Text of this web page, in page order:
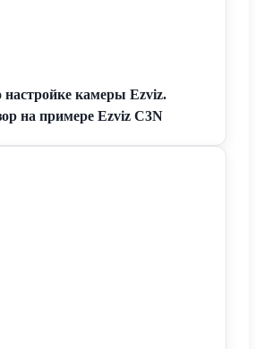
камеры Ezviz.
на примере Ezviz C3N